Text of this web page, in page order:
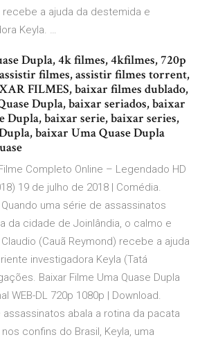
a ajuda da destemida e
Keyla. …
Dupla, 4k filmes, 4kfilmes, 720p
filmes, assistir filmes torrent,
FILMES, baixar filmes dublado,
Dupla, baixar seriados, baixar
Dupla, baixar serie, baixar series,
baixar Uma Quase Dupla
Completo Online – Legendado HD
19 de julho de 2018 | Comédia.
uma série de assassinatos
da cidade de Joinlândia, o calmo e
(Cauã Reymond) recebe a ajuda
investigadora Keyla (Tatá
Baixar Filme Uma Quase Dupla
WEB-DL 720p 1080p | Download.
abala a rotina da pacata
confins do Brasil, Keyla, uma